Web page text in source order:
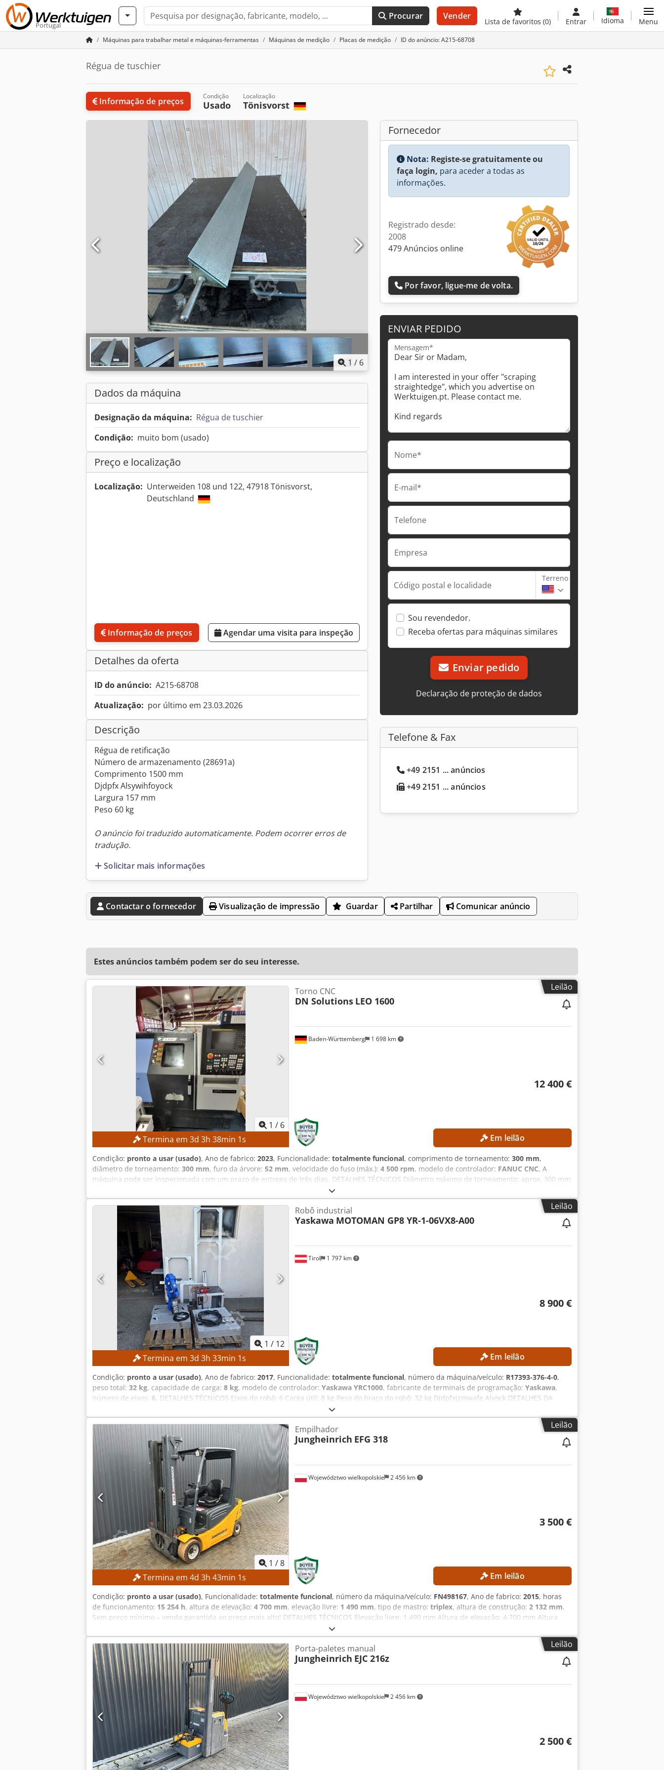
Portugal
Procurar Vender
Lista de favoritos (0) Entrar Idioma Menu
Máquinas para trabalhar metal e máquinas-ferramentas Máquinas de medição Placas de medição ID do anúncio: A215-68708
Régua de tuschier
Informação de preços Condição
Usado
Localização
Tönisvorst
1 / 6
Dados da máquina
Designação da máquina: Régua de tuschier
Condição: muito bom (usado)
Preço e localização
Localização: Unterweiden 108 und 122, 47918 Tönisvorst,
Deutschland
Informação de preços Agendar uma visita para inspeção
Detalhes da oferta
ID do anúncio: A215-68708
Atualização: por último em 23.03.2026
Descrição
Régua de retificação
Número de armazenamento (28691a)
Comprimento 1500 mm
Djdpfx Alsywihfoyock
Largura 157 mm
Peso 60 kg
O anúncio foi traduzido automaticamente. Podem ocorrer erros de
tradução.
Solicitar mais informações
Fornecedor
Nota: Registe-se gratuitamente ou
faça login, para aceder a todas as
informações.
Registrado desde:
2008
479 Anúncios online
Por favor, ligue-me de volta.
ENVIAR PEDIDO
Mensagem*
Nome*
E-mail*
Telefone
Empresa
Código postal e localidade
Terreno
Sou revendedor.
Receba ofertas para máquinas similares
Enviar pedido
Declaração de proteção de dados
Telefone & Fax
+49 2151 ... anúncios
+49 2151 ... anúncios
Contactar o fornecedor Visualização de impressão Guardar Partilhar Comunicar anúncio
Estes anúncios também podem ser do seu interesse.
Leilão
1 / 6
Termina em3d3h38min 0s
Baden-Württemberg 1 698 km
Torno CNC
DN Solutions LEO 1600
12 400 €
Em leilão
Condição: pronto a usar (usado), Ano de fabrico: 2023, Funcionalidade: totalmente funcional, comprimento de torneamento: 300 mm,
diâmetro de torneamento: 300 mm, furo da árvore: 52 mm, velocidade do fuso (máx.): 4 500 rpm, modelo de controlador: FANUC CNC, A
máquina pode ser inspecionada com um prazo de entrega de três dias. DETALHES TÉCNICOS Diâmetro máximo de torneamento: aprox. 300 mm
Comprimento máximo de torneamento: aprox. 300 mm Diâmetro do furo do eixo: aprox. 52 mm Velocidade máxima do eixo principal: 4.500 rpm
Dcodpfx Aleznb Ntoyek Torreta de ferramentas: 12 posições DETALHES DA MÁQUINA Controlo: FANUC CNC Peso da máquina: aprox. 2.200 kg
Horas de funcionamento: aprox. 6.458 h Horas do eixo: aprox. 4.300 h Tensão: CA 380 V (com ou sem transformador) Potência nominal: 14,97
kVA Corrente em carga total: 22,74 A Capacidade de interrupção: 5 kA Capacidade de curto-circuito: 10 kA Potência do motor elétrico, segundo o
fabricante: 7,5 kW EQUIPAMENTO Documentação técnica Eixo principal de alto desempenho Construção robusta da máquina para alta precisão
dimensional Torreta de ferramentas com indexação rápida Design compacto com baixo espaço ocupado Controlo CNC de fácil utilização Alta
fiabilidade Baixa necessidade de manutenção Documentação técnica completa
Leilão
1 / 12
Termina em3d3h33min 0s
Tirol 1 797 km
Robô industrial
Yaskawa MOTOMAN GP8 YR-1-06VX8-A00
8 900 €
Em leilão
Condição: pronto a usar (usado), Ano de fabrico: 2017, Funcionalidade: totalmente funcional, número da máquina/veículo: R17393-376-4-0,
peso total: 32 kg, capacidade de carga: 8 kg, modelo de controlador: Yaskawa YRC1000, fabricante de terminais de programação: Yaskawa,
número de eixos: 6, DETALHES TÉCNICOS Eixos do robô: 6 Carga útil: 8 kg Peso do braço do robô: 32 kg Djdpfxjzmwafe Alyock DETALHES DA
MÁQUINA Controlador: Yaskawa YRC1000 Fabricante do painel de programação: Yaskawa Alimentação: 3 fases CA 380–440 V, 50/60 Hz Corrente
de entrada: 15 A Corrente máxima de proteção contra sobrecarga do equipamento: 15 A Corrente de curto-circuito: 2,5 kA Tipo de fonte de
alimentação: ERAR-1000-06VX8-E10 EQUIPAMENTO Braço do robô Yaskawa Motoman GP8 Controlador de robô Yaskawa YRC1000
Leilão
1 /8
Termina em4d3h43min 0s
Województwo wielkopolskie 2 456 km
Empilhador
Jungheinrich EFG 318
3 500 €
Em leilão
Condição: pronto a usar (usado), Funcionalidade: totalmente funcional, número da máquina/veículo: FN498167, Ano de fabrico: 2015, horas
de funcionamento: 15 254 h, altura de elevação: 4 700 mm, elevação livre: 1 490 mm, tipo de mastro: triplex, altura de construção: 2 132 mm,
Sem preço mínimo – venda garantida ao preço mais alto! DETALHES TÉCNICOS Elevação livre: 1.490 mm Altura de elevação: 4.700 mm Altura
total: 2.132 mm DETALHES DA MÁQUINA Tipo de mastro: Triplex Tensão da bateria: 48 V Capacidade da bateria: 625 Ah Dcedpszrlxgsfx Alyjk Ano
de fabricação da bateria: 2015 Válvulas hidráulicas: 3.ª/4.ª válvula no suporte do garfo Horas de operação: 15.254 h EQUIPAMENTO Mastro de
elevação triplex com elevação livre 3.ª/4.ª válvula hidráulica no suporte do garfo Carregador Referência externa: SL9789SP
Leilão
Województwo wielkopolskie 2 456 km
Porta-paletes manual
Jungheinrich EJC 216z
2 500 €